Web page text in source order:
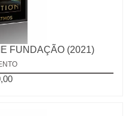
FUNDAÇÃO (2021)